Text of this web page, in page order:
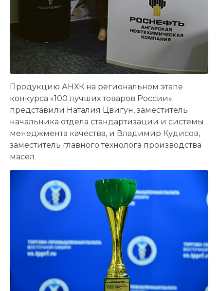
Продукцию АНХК на региональном этапе
конкурса «100 лучших товаров России»
представили Наталия Цвигун, заместитель
начальника отдела стандартизации и системы
менеджмента качества, и Владимир Кудисов,
заместитель главного технолога производства
масел